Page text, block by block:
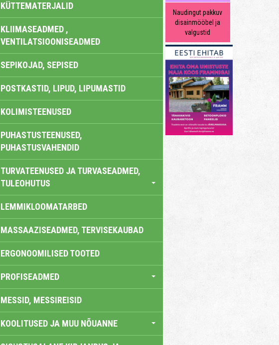
KÜTTEMATERJALID
KLIIMASEADMED ,
VENTILATSIOONISEADMED
SEPIKOJAD, SEPISED
POSTKASTID, LIPUD, LIPUMASTID
KOLIMISTEENUSED
PUHASTUSTEENUSED,
PUHASTUSVAHENDID
TURVATEENUSED JA TURVASEADMED,
TULEOHUTUS
LEMMIKLOOMATARBED
MASSAAZISEADMED, TERVISEKAUBAD
ERGONOOMILISED TOOTED
PROFISEADMED
MESSID, MESSIREISID
KOOLITUSED JA MUU NÕUANNE
Naudingut pakkuv
disainmööbel ja
valgustid